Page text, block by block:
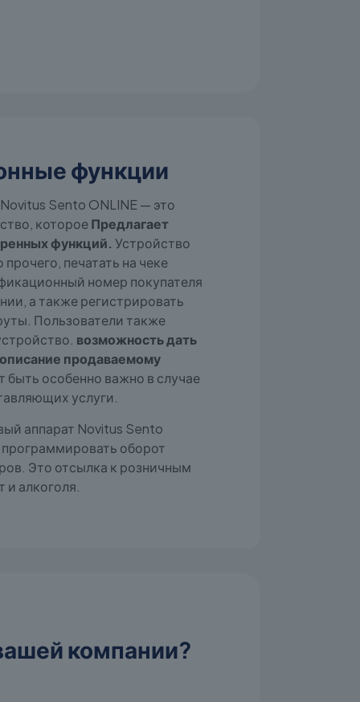
функции
Sento ONLINE — это
котороеПредлагает
функций. Устройство
печатать на чеке
номер покупателя
а также регистрировать
Пользователи также
возможность дать
продаваемому
быть особенно важно в случае
услуги.
аппарат Novitus Sento
оборот
Это отсылка к розничным
алкоголя.
компании?